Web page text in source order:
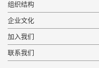
组织结构
企业文化
加入我们
联系我们